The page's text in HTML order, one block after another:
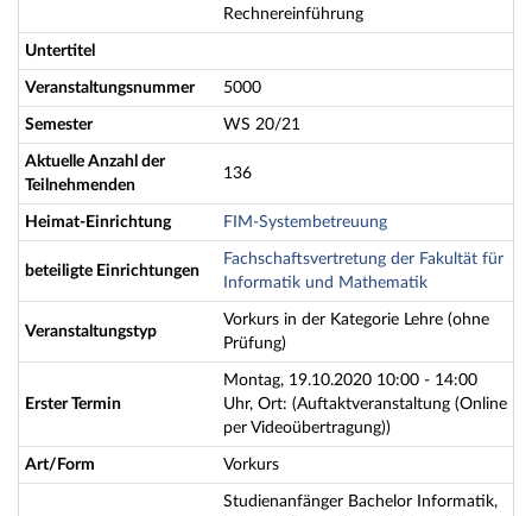
Rechnereinführung
Untertitel
Veranstaltungsnummer 5000
Semester WS 20/21
Aktuelle Anzahl der
Teilnehmenden
136
Heimat-Einrichtung FIM-Systembetreuung
beteiligte Einrichtungen
Fachschaftsvertretung der Fakultät für
Informatik und Mathematik
Veranstaltungstyp
Vorkurs in der Kategorie Lehre (ohne
Prüfung)
Erster Termin
Montag, 19.10.2020 10:00 - 14:00
Uhr, Ort: (Auftaktveranstaltung (Online
per Videoübertragung))
Art/Form Vorkurs
Studienanfänger Bachelor Informatik,